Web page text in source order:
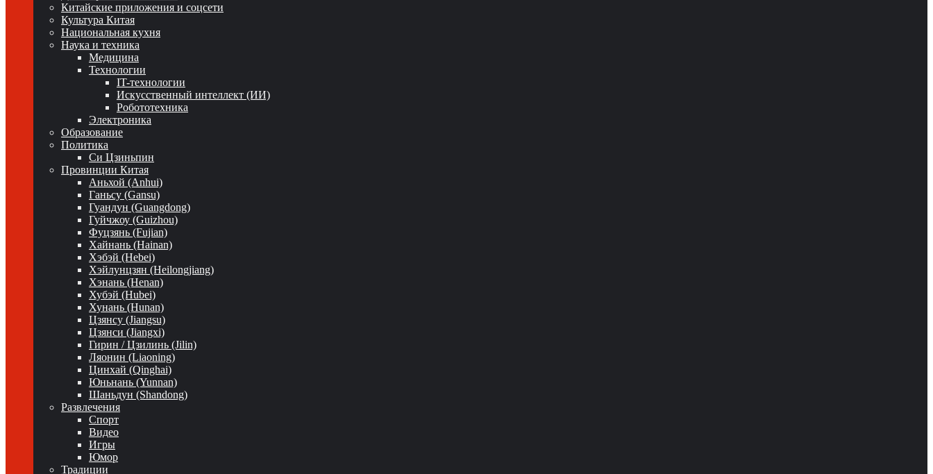
Китайские приложения и соцсети
Культура Китая
Национальная кухня
Наука и техника
Медицина
Технологии
IT-технологии
Искусственный интеллект (ИИ)
Робототехника
Электроника
Образование
Политика
Си Цзиньпин
Провинции Китая
Аньхой (Anhui)
Ганьсу (Gansu)
Гуандун (Guangdong)
Гуйчжоу (Guizhou)
Фуцзянь (Fujian)
Хайнань (Hainan)
Хэбэй (Hebei)
Хэйлунцзян (Heilongjiang)
Хэнань (Henan)
Хубэй (Hubei)
Хунань (Hunan)
Цзянсу (Jiangsu)
Цзянси (Jiangxi)
Гирин / Цзилинь (Jilin)
Ляонин (Liaoning)
Цинхай (Qinghai)
Юньнань (Yunnan)
Шаньдун (Shandong)
Развлечения
Спорт
Видео
Игры
Юмор
Традиции